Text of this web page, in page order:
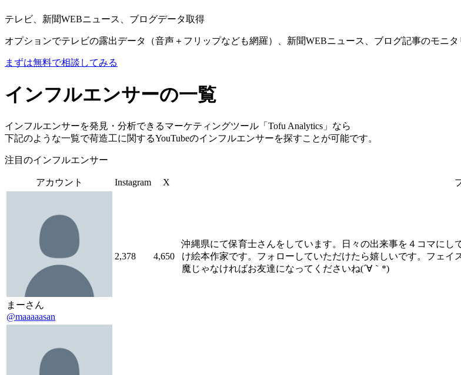
テレビ、新聞WEBニュース、ブログデータ取得
オプションでテレビの露出データ（音声＋フリップなども網羅）、新聞WEBニュース、ブログ記事のモニタ
まずは無料で相談してみる
インフルエンサーの一覧
インフルエンサーを発見・分析できるマーケティングツール「Tofu Analytics」なら
下記のような一覧で荷造工に関するYouTubeのインフルエンサーを探すことが可能です。
注目のインフルエンサー
アカウント Instagram X
まーさん
@maaaaasan
2,378 4,650
沖縄県にて保育士さんをしています。日々の出来事を４コマに
け絵本作家です。フォローしていただけたら嬉しいです。フェ
魔じゃなければお友達になってくださいね(´∀｀*)